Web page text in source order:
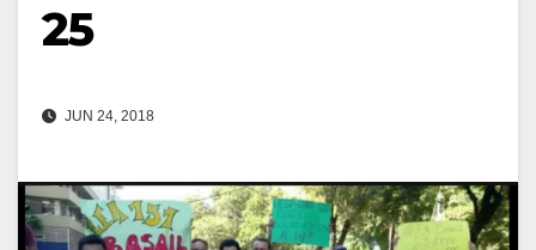
25
JUN 24, 2018